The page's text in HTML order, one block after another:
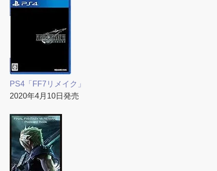
PS4「FF7リメイク」
2020年4月10日発売